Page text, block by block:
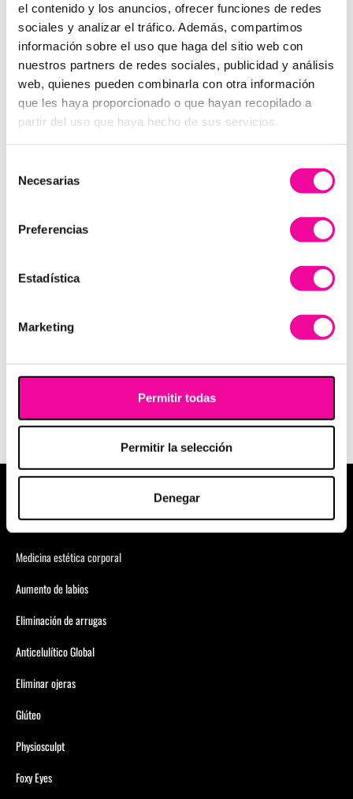
el contenido y los anuncios, ofrecer funciones de redes
sociales y analizar el tráfico. Además, compartimos
información sobre el uso que haga del sitio web con
nuestros partners de redes sociales, publicidad y análisis
web, quienes pueden combinarla con otra información
que les haya proporcionado o que hayan recopilado a
partir del uso que haya hecho de sus servicios.
Necesarias
Preferencias
Estadística
Marketing
Permitir todas
Permitir la selección
Denegar
Google) Excellent service from the first time I went to the
tailor. I'm very happy with the results of the treatment. The
doctor and nurse are wonderful. I recommend it.
NACHO ORTOLA
☆☆☆ ☆☆
Muy atentos, recomendable (Translated by Google) Very
attentive, recommended
INFORMACIÓN
Ver Política privacidad y protección de datos
Medicina estética facial
Medicina estética corporal
Aumento de labios
Eliminación de arrugas
Anticelulítico Global
Eliminar ojeras
Glúteo
Physiosculpt
Foxy Eyes